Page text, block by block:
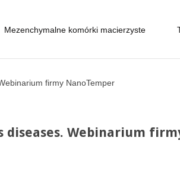
Mezenchymalne komórki macierzyste
firmy NanoTemper
Webinarium